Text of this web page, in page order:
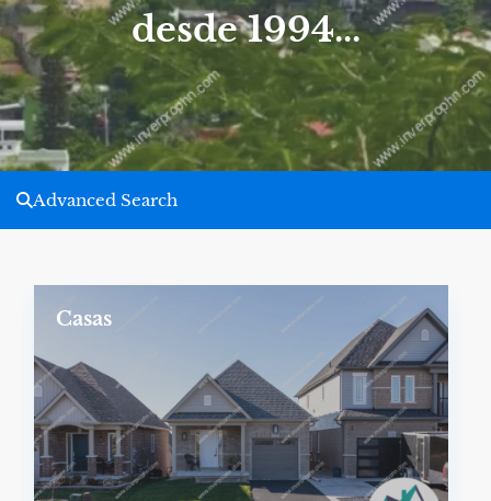
desde 1994...
Advanced Search
Casas